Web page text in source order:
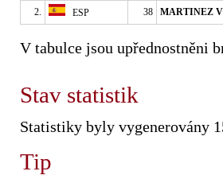
2. ESP 38 MARTINEZ
V tabulce jsou upřednostněni
Stav statistik
Statistiky byly vygenerovány
Tip